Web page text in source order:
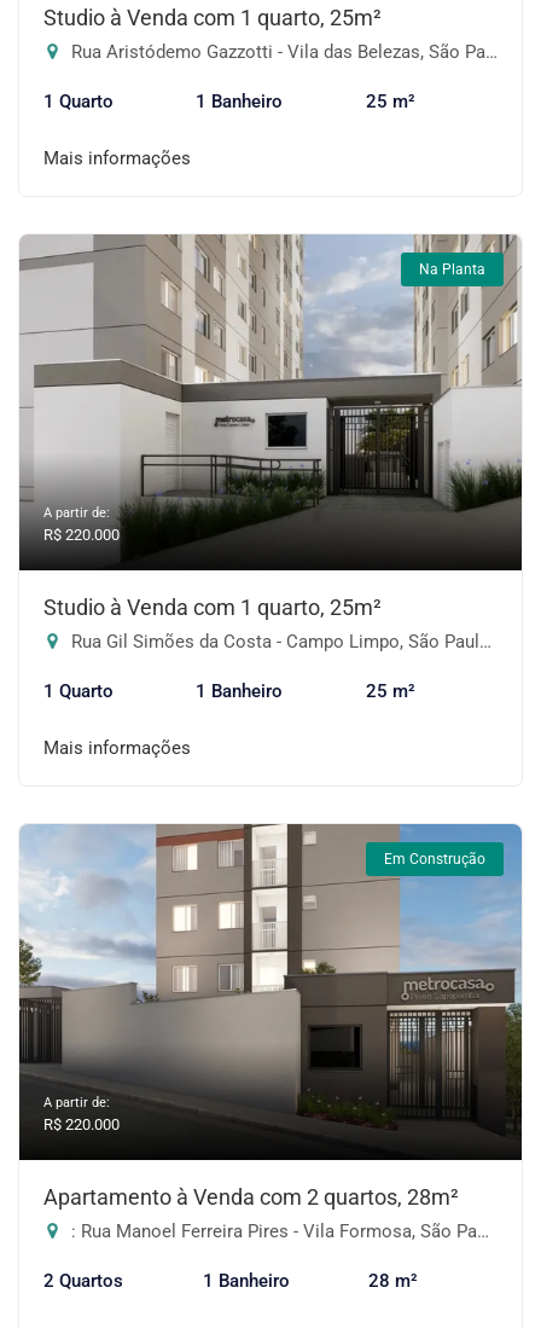
Studio à Venda com 1 quarto, 25m²
Rua Aristódemo Gazzotti - Vila das Belezas, São Paulo-SP
1 Quarto 1 Banheiro 25 m²
Mais informações
Na Planta
A partir de:
R$ 220.000
Studio à Venda com 1 quarto, 25m²
Rua Gil Simões da Costa - Campo Limpo, São Paulo-SP
1 Quarto 1 Banheiro 25 m²
Mais informações
Em Construção
A partir de:
R$ 220.000
Apartamento à Venda com 2 quartos, 28m²
: Rua Manoel Ferreira Pires - Vila Formosa, São Paulo-SP
2 Quartos 1 Banheiro 28 m²